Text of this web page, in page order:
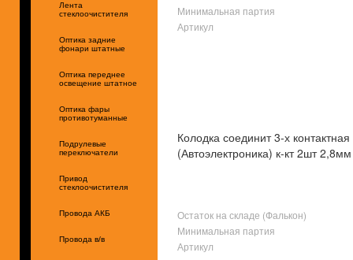
Лента
стеклоочистителя
Оптика задние
фонари штатные
Оптика переднее
освещение штатное
Оптика фары
противотуманные
Подрулевые
переключатели
Привод
стеклоочистителя
Провода АКБ
Провода в/в
Минимальная партия
Артикул
Колодка соединит 3-х
(Автоэлектроника) к-кт 2шт
Остаток на складе (Фалькон)
Минимальная партия
Артикул